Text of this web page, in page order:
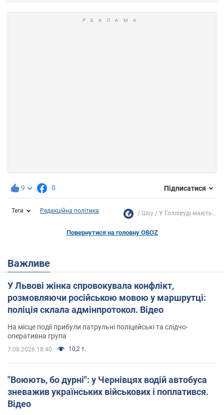
9 0 Підписатися
Теги Редакційна політика Шоу У Голлівуді мають...
Повернутися на головну OBOZ
Важливе
У Львові жінка спровокувала конфлікт,
розмовляючи російською мовою у маршрутці:
поліція склала адмінпротокол. Відео
На місце події прибули патрульні поліцейські та слідчо-
оперативна група
7.08.2026 18:40 10,2 т.
"Воюють, бо дурні": у Чернівцях водій автобуса
зневажив українських військових і поплатився.
Відео